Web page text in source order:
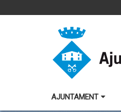
AJUNTAMENT